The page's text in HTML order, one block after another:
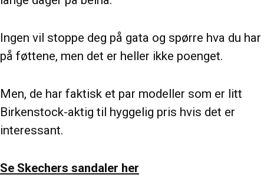
Ingen vil stoppe deg på gata og spørre hva du har
på føttene, men det er heller ikke poenget.
Men, de har faktisk et par modeller som er litt
Birkenstock-aktig til hyggelig pris hvis det er
interessant.
Se Skechers sandaler her